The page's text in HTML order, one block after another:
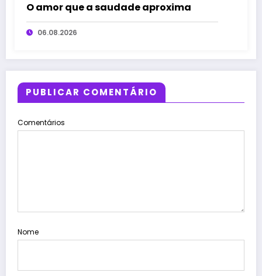
O amor que a saudade aproxima
06.08.2026
PUBLICAR COMENTÁRIO
Comentários
Nome